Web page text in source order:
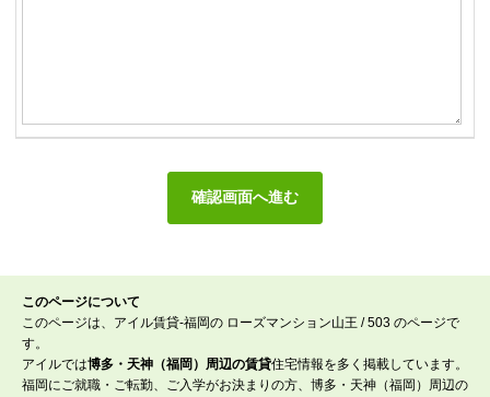
このページについて
このページは、アイル賃貸-福岡の ローズマンション山王 / 503 のページで
す。
アイルでは博多・天神（福岡）周辺の賃貸住宅情報を多く掲載しています。
福岡にご就職・ご転勤、ご入学がお決まりの方、博多・天神（福岡）周辺の